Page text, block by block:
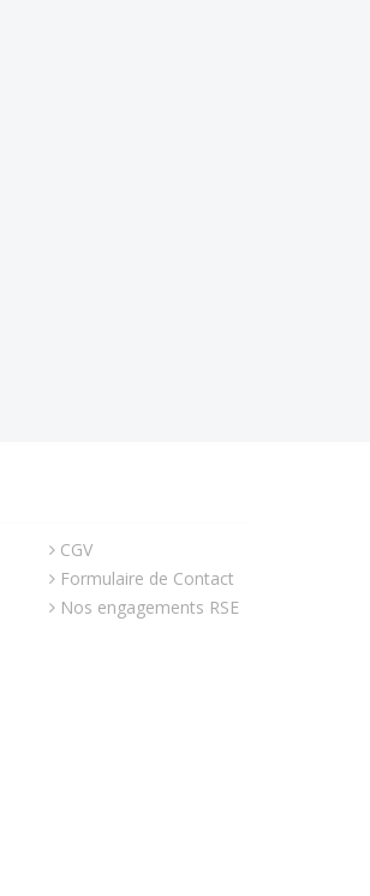
CGV
Formulaire de Contact
Nos engagements RSE